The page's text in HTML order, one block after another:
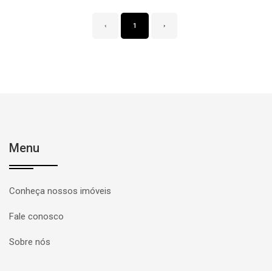
‹ 1 ›
Menu
Conheça nossos imóveis
Fale conosco
Sobre nós